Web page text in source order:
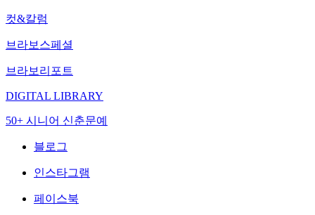
컷&칼럼
브라보스페셜
브라보리포트
DIGITAL LIBRARY
50+ 시니어 신춘문예
블로그
인스타그램
페이스북